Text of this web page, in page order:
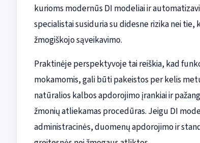
kurioms modernūs DI modeliai ir
specialistai susiduria su didesne rizika nei
žmogiškojo sąveikavimo.
Praktinėje perspektyvoje tai reiškia, kad
mokamomis, gali būti pakeistos per kelis
natūralios kalbos apdorojimo įrankiai ir
žmonių atliekamas procedūras. Jeigu DI
administracinės, duomenų apdorojimo ir